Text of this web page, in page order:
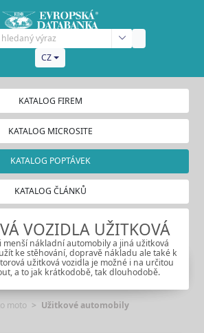
CZ
KATALOG FIREM
KATALOG MICROSITE
KATALOG POPTÁVEK
KATALOG ČLÁNKŮ
VOZIDLA UŽITKOVÁ
menší nákladní automobily a jiná užitková
ke stěhování, dopravě nákladu ale také k
užitková vozidla je možné i na určitou
a to jak krátkodobě, tak dlouhodobě.
moto
Užitkové automobily